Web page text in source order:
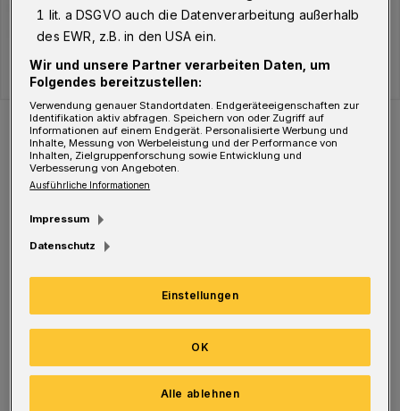
Der Verlauf der Corona-Fälle in Wuppertal.
Foto: WR
Aktuell befinden sich 4.459 Menschen in
Quarantäne. Davon sind 4.384 Infizierte
(Hinweis: In einigen Fällen, z B. während
einer Isolierung im Krankenhaus, wird keine
Quarantäne angeordnet), 5
Haushaltsangehörige sowie 68 sonstige
1 lit. a DSGVO auch die Datenverarbeitung außerhalb
des EWR, z.B. in den USA ein.
Wir und unsere Partner verarbeiten Daten, um
Folgendes bereitzustellen:
Verwendung genauer Standortdaten. Endgeräteeigenschaften zur
Identifikation aktiv abfragen. Speichern von oder Zugriff auf
Informationen auf einem Endgerät. Personalisierte Werbung und
Inhalte, Messung von Werbeleistung und der Performance von
Inhalten, Zielgruppenforschung sowie Entwicklung und
Verbesserung von Angeboten.
Ausführliche Informationen
Impressum
Datenschutz
Einstellungen
Alle ablehnen
OK